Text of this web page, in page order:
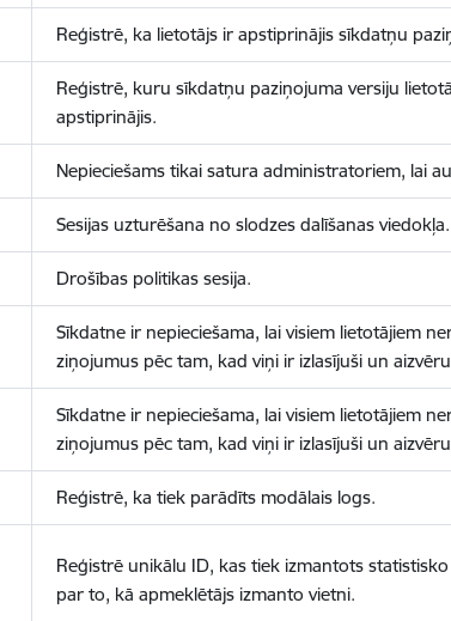
Reģistrē, ka lietotājs ir apstiprinājis sīkdatņu
Reģistrē, kuru sīkdatņu paziņojuma versiju
apstiprinājis.
Nepieciešams tikai satura administratoriem, lai
Sesijas uzturēšana no slodzes dalīšanas viedokļa.
Drošības politikas sesija.
Sīkdatne ir nepieciešama, lai visiem lietotājiem
ziņojumus pēc tam, kad viņi ir izlasījuši un
Sīkdatne ir nepieciešama, lai visiem lietotājiem
ziņojumus pēc tam, kad viņi ir izlasījuši un
Reģistrē, ka tiek parādīts modālais logs.
Reģistrē unikālu ID, kas tiek izmantots
par to, kā apmeklētājs izmanto vietni.